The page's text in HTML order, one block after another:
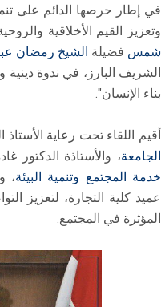
في إطار حرصها الدائم على
وتعزيز القيم الأخلاقية
شمس فضيلة الشيخ رمضان
الشريف البارز، في ندوة
بناء الإنسان".
أقيم اللقاء تحت رعاية
الجامعة، والأستاذة الدكتور
خدمة المجتمع وتنمية البيئة،
عميد كلية التجارة، لتعزيز
المؤثرة في المجتمع.